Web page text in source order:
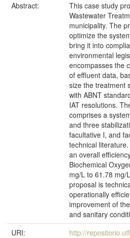
Abstract:
This case study
Wastewater
municipality. The
optimize the
bring it into
environmental
encompasses the
of effluent data,
size the treatment
with ABNT
IAT resolutions.
comprises a
and three
facultative I, and
technical
an overall
Biochemical
mg/L to 61.78 mg/
proposal is
operationally
improvement of
and sanitary
URI:
http://